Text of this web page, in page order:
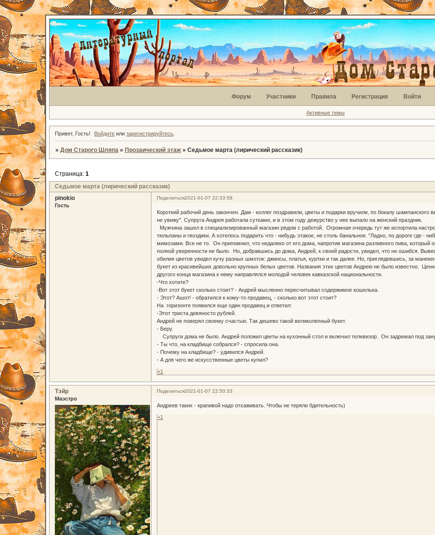
Форум Участники Правила Регистрация Войти
Активные темы
Привет, Гость! Войдите илизарегистрируйтесь
» Дом Старого Шляпа » Прозаический этаж » Седьмое марта (лирический рассказик)
Седьмое марта (лирический рассказик)
Страница: 1
Поделиться2021-01-07 22:33:58
pinokio
Гость
Короткий рабочий день закончен. Дам - коллег поздравили, цветы и подарки вручили, по бокалу
не увижу". Супруга Андрея работала сутками, и в этом году дежурство у нее выпало на женский праздник.
Мужчина зашел в специализированный магазин рядом с работой. Огромная очередь тут же испортила
тюльпаны и гвоздики. А хотелось подарить что - нибудь этакое, не столь банальное. "Ладно, по дороге где -
мимозами. Все не то. Он припомнил, что недалеко от его дома, напротив магазина разливного пива,
полной уверенности не было. Но, добравшись до дома, Андрей, к своей радости, увидел, что не ошибся.
обилия цветов увидел кучу разных шмоток: джинсы, платья, куртки и так далее. Но, приглядевшись, за
букет из красивейших довольно крупных белых цветов. Названия этих цветов Андрею не было известно.
другого конца магазина к нему направлялся молодой человек кавказской национальности.
-Что хотите?
-Вот этот букет сколько стоит? - Андрей мысленно пересчитывал содержимое кошелька.
- Этот? Ашот! - обратился к кому-то продавец, - сколько вот этот стоит?
На горизонте появился еще один продавец и ответил:
-Этот триста девяносто рублей.
Андрей не поверял своему счастью. Так дешево такой великолепный букет.
- Беру.
Супруги дома не было. Андрей положил цветы на кухонный стол и включил телевизор. Он задремал под
- Ты что, на кладбище собрался? - спросила она.
- Почему на кладбище? - удивился Андрей.
- А для чего же искусственные цветы купил?
+1
Поделиться2021-01-07 22:50:33
Тэйр
Маэстро
Андреев таких - крапивой надо отхаживать. Чтобы не теряли бдительность)
+1